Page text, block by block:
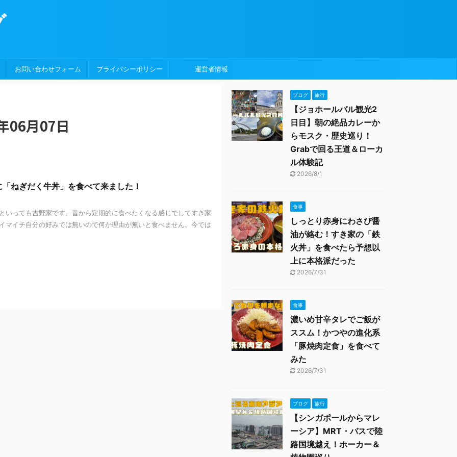
お問い合わせフォーム プライバシーポリシー 運営者情報
06月07日
「ねぎだく牛丼」を食べて来ました！
いっても吉野家です。昔から定期的に食べたくなる感じでしてすき家
マイチ自分の好みでは無いので何か理由が無いと食べません。今では
ブログ 旅行
【ジョホールバル観光2
日目】朝の絶品カレーか
らモスク・歴史巡り！
Grabで回る王道＆ローカ
ル体験記
2026/8/1
食事
しっとり赤身にわさび醤
油が絡む！すき家の「鉄
火丼」を食べたら予想以
上に本格派だった
2026/7/31
食事
濃いめ甘辛タレでご飯が
ススム！かつやの進化系
「豚焼肉定食」を食べて
みた
2026/7/31
ブログ 旅行
【シンガポールからマレ
ーシア】MRT・バスで陸
路国境越え！ホーカー＆